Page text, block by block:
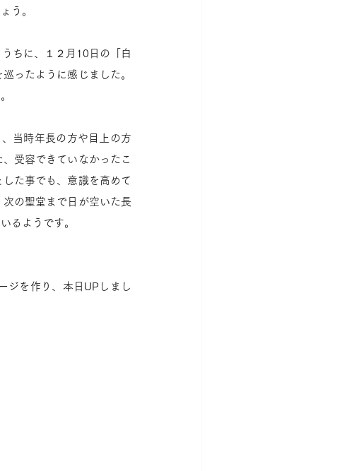
う。
ちに、１２月10日の「白
ったように感じました。
当時年長の方や目上の方
受容できていなかったこ
た事でも、意識を高めて
の聖堂まで日が空いた長
るようです。
ジを作り、本日UPしまし